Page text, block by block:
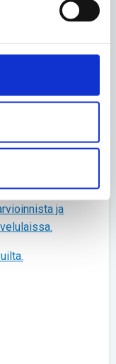
aikaa ja
(esim.
arviot).
kuukauden
kirjallinen
ja